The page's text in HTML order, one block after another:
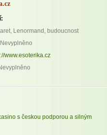
Lenormand, budoucnost
Nevyplněno
www.esoterika.cz
s českou podporou a silným